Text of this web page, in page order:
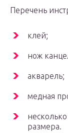
Перечень
клей;
нож
акварель;
медная
размера.